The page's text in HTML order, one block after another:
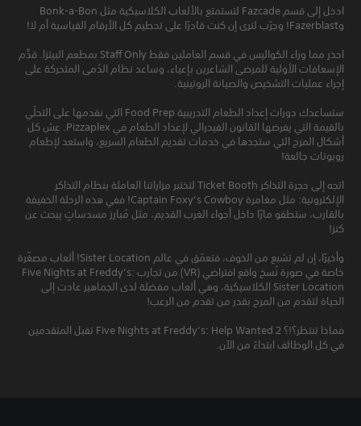
ادخل إلى قسم Fazcade لتستمتع بالألعاب الكلاسيكية مثل Bonk-a-Bon
وFazerblast! وجرّب لترى إن كنت قادرًا على تحطيم كل الأرقام القياسية أم لا!
احذر مما وراء الكواليس في قسم العاملين فقط Staff Only بمطعم البيتزا. قدِّم
الإسعافات الأولية للمرضى الشاعرين بإعياء، وساعد نظام الدُمى المتحركة على
إجراء عمليات التشخيص والصيانة الروتينية.
ستساعدك دورات إعداد الطعام التدريبية Food Prep التي نقدمها على التحلّي
بالقيمة التي يفرضها القانون الفيدرالي لإعداد الطعام في Pizzaplex. عِش كل
أشكال المرح التي ستجدها في خدمات تقديم الطعام السريع، واستعد لإطعام
روبوتات جائعة!
اتجه إلى حجرة التذاكر Ticket Booth لتختبر مزاراتنا العاملة بنظام التذاكر
الإلكترونية: مثل مغامرة Captain Foxy’s Cowboy! ففي هذه الرحلة الخفيفة
بالقارب، ستطفو مارًا داخل أجواء الغرب القديم، مثل مُبارز مسدساتٍ يبحث عن
كنز!
وأخيرًا، إن لم تشبع من الخوف، فتعمّق في عالم Sister Location! ألعاب مصغّرة
خاصة في صورة نُسخ واقع افتراضي (VR) من تجارب Five Nights at Freddy’s:
Sister Location الكلاسيكية، وهي ألعاب مفضلة لدى الجماهير عادت إلى
الحياة لتقدم من المرح بقدر من تقدم من الرعب!
فماذا تنتظر؟!؟ Five Nights at Freddy’s: Help Wanted 2 تقبل المتقدمين
في كل الوظائف ابتداءً من الآن.